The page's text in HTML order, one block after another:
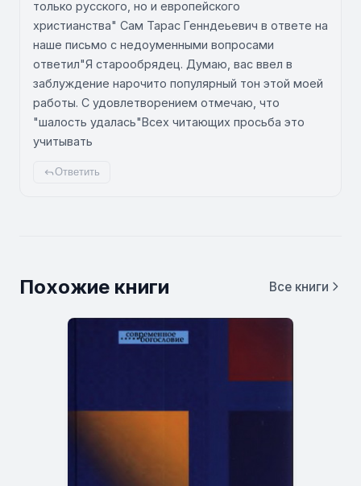
только русского, но и европейского
христианства" Сам Тарас Генндеьевич в ответе на
наше письмо с недоуменными вопросами
ответил"Я старообрядец. Думаю, вас ввел в
заблуждение нарочито популярный тон этой моей
работы. С удовлетворением отмечаю, что
"шалость удалась"Всех читающих просьба это
учитывать
Ответить
Похожие книги Все книги